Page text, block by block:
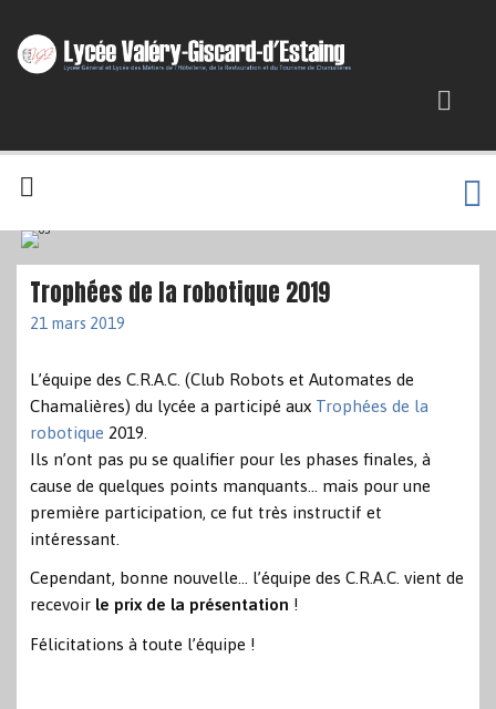
Trophées de la robotique 2019
21 mars 2019
L’équipe des C.R.A.C. (Club Robots et Automates de
Chamalières) du lycée a participé aux Trophées de la
robotique 2019.
Ils n’ont pas pu se qualifier pour les phases finales, à
cause de quelques points manquants… mais pour une
première participation, ce fut très instructif et
intéressant.
Cependant, bonne nouvelle… l’équipe des C.R.A.C. vient de
recevoirle prix de la présentation !
Félicitations à toute l’équipe !